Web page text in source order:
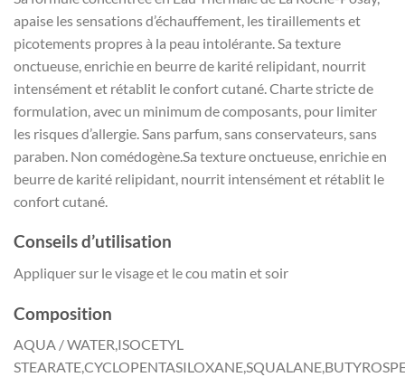
apaise les sensations d’échauffement, les tiraillements et
picotements propres à la peau intolérante. Sa texture
onctueuse, enrichie en beurre de karité relipidant, nourrit
intensément et rétablit le confort cutané. Charte stricte de
formulation, avec un minimum de composants, pour limiter
les risques d’allergie. Sans parfum, sans conservateurs, sans
paraben. Non comédogène.Sa texture onctueuse, enrichie en
beurre de karité relipidant, nourrit intensément et rétablit le
confort cutané.
Conseils d’utilisation
Appliquer sur le visage et le cou matin et soir
Composition
AQUA / WATER,ISOCETYL